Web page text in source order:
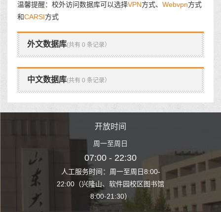
温馨提醒：校外访问数据库可以选择VPN方式、 Webvpn方式
和CARSI方式
外文数据库(共有 0 条记录）
中文数据库(共有 0 条记录）
至周日8:00-
园校区图书馆
开放时间
周一至周日
07:00 - 22:30
人工服务时间：周一至周日8:00-
22:00（兴隆山、软件园校区图书馆
8:00-21:30）
人工服务时间
22:00（兴隆山